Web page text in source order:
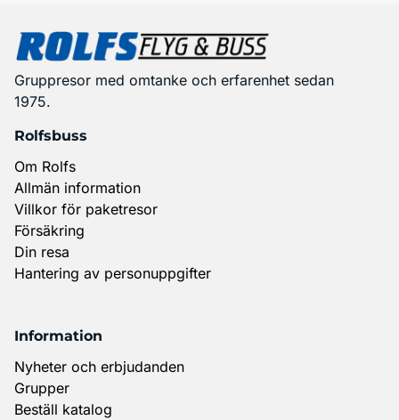
Gruppresor med omtanke och erfarenhet sedan
1975.
Rolfsbuss
Om Rolfs
Allmän information
Villkor för paketresor
Försäkring
Din resa
Hantering av personuppgifter
Information
Nyheter och erbjudanden
Grupper
Beställ katalog